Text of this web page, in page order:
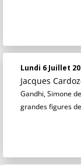
Lundi 6 Juillet
Jacques
Gandhi, Simone
grandes figures